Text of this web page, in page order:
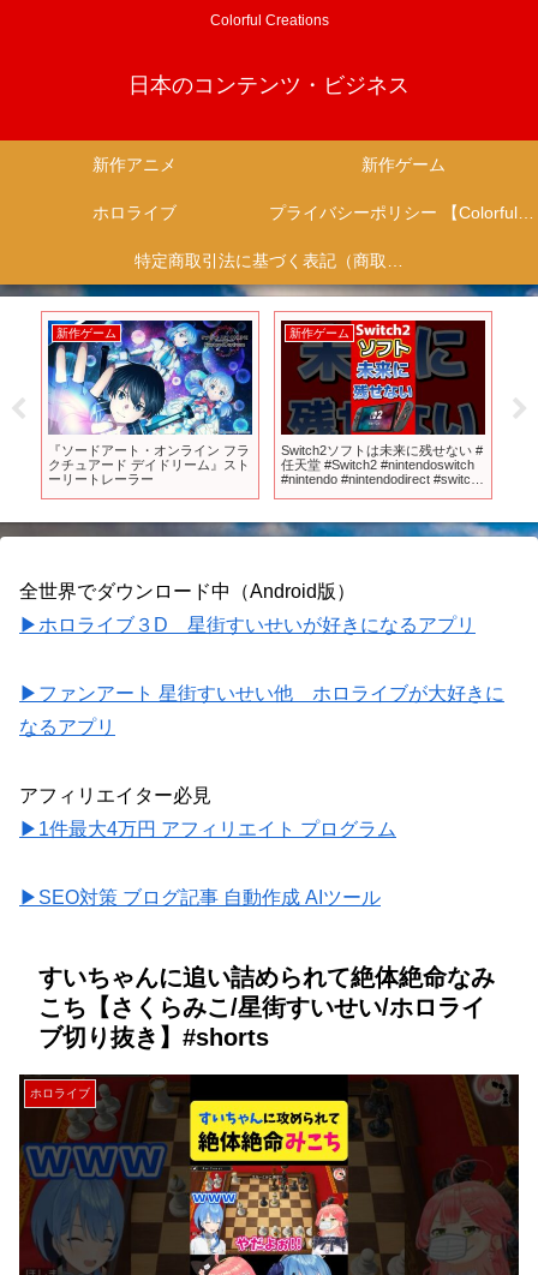
Colorful Creations
日本のコンテンツ・ビジネス
新作アニメ 新作ゲーム
ホロライブ プライバシーポリシー 【Colorful Creation】
特定商取引法に基づく表記（商取引に関する開示）
新作ゲーム
『ソードアート・オンライン フラ
クチュアード デイドリーム』スト
ーリートレーラー
新作ゲーム
Switch2ソフトは未来に残せない #
任天堂 #Switch2 #nintendoswitch
#nintendo #nintendodirect #switch
全世界でダウンロード中（Android版）
▶ホロライブ３D 星街すいせいが好きになるアプリ
▶ファンアート 星街すいせい他 ホロライブが大好きに
なるアプリ
アフィリエイター必見
▶1件最大4万円 アフィリエイト プログラム
▶SEO対策 ブログ記事 自動作成 AIツール
すいちゃんに追い詰められて絶体絶命なみ
こち【さくらみこ/星街すいせい/ホロライ
ブ切り抜き】#shorts
ホロライブ